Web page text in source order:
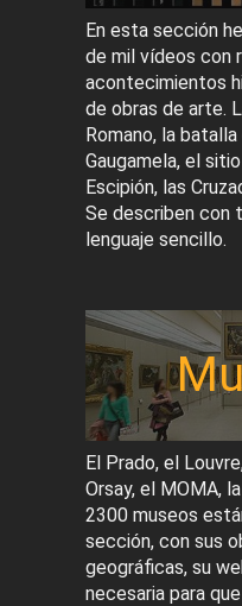
En esta sección
de mil vídeos con
acontecimientos
de obras de arte.
Romano, la
Gaugamela, el
Escipión, las
Se describen con
lenguaje sencillo.
El Prado, el
Orsay, el MOMA,
2300 museos
sección, con sus
geográficas, su
necesaria para